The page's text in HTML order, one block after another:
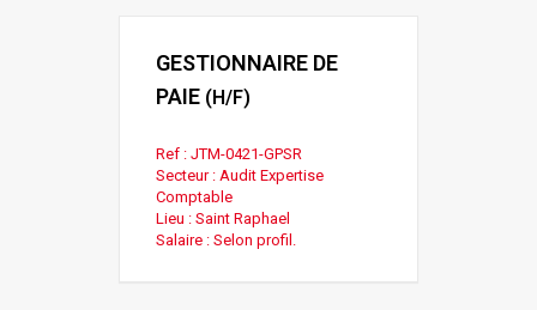
GESTIONNAIRE DE
PAIE (H/F)
Ref : JTM-0421-GPSR
Secteur : Audit Expertise
Comptable
Lieu : Saint Raphael
Salaire : Selon profil.